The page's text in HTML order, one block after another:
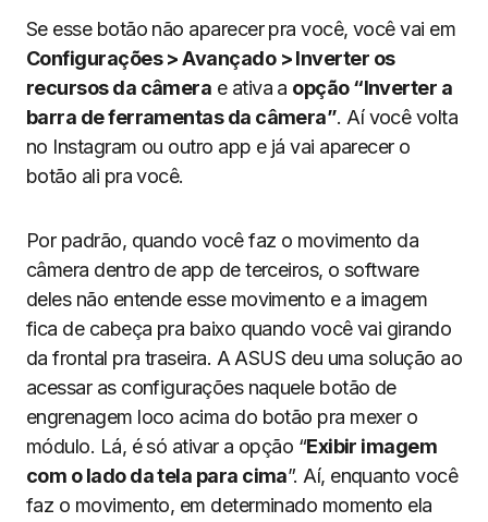
Se esse botão não aparecer pra você, você vai em
Configurações > Avançado > Inverter os
recursos da câmera e ativa a opção “Inverter a
barra de ferramentas da câmera”. Aí você volta
no Instagram ou outro app e já vai aparecer o
botão ali pra você.
Por padrão, quando você faz o movimento da
câmera dentro de app de terceiros, o software
deles não entende esse movimento e a imagem
fica de cabeça pra baixo quando você vai girando
da frontal pra traseira. A ASUS deu uma solução ao
acessar as configurações naquele botão de
engrenagem loco acima do botão pra mexer o
módulo. Lá, é só ativar a opção “Exibir imagem
com o lado da tela para cima”. Aí, enquanto você
faz o movimento, em determinado momento ela